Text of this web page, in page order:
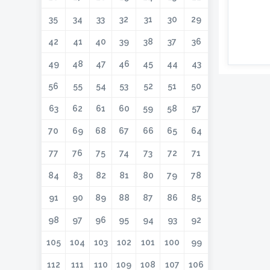
29
30
31
32
33
34
35
36
37
38
39
40
41
42
43
44
45
46
47
48
49
50
51
52
53
54
55
56
57
58
59
60
61
62
63
64
65
66
67
68
69
70
71
72
73
74
75
76
77
78
79
80
81
82
83
84
85
86
87
88
89
90
91
92
93
94
95
96
97
98
99
100
101
102
103
104
105
106
107
108
109
110
111
112